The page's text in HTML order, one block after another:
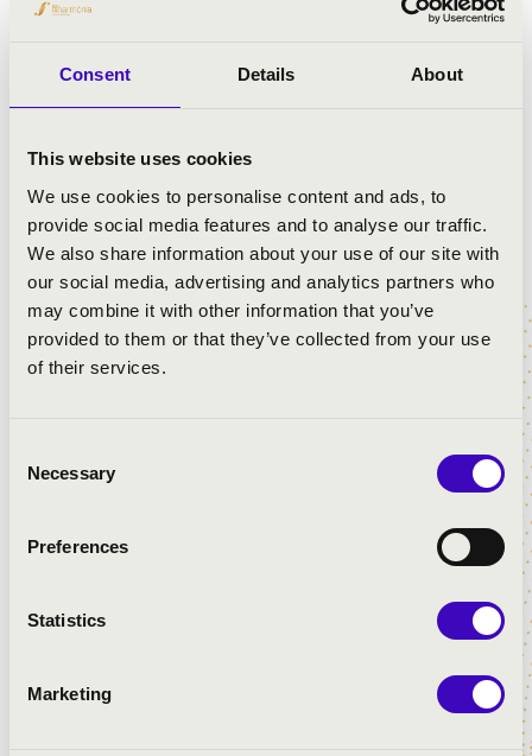
Consent Details About
This website uses cookies
We use cookies to personalise content and ads, to
provide social media features and to analyse our traffic.
We also share information about your use of our site with
our social media, advertising and analytics partners who
may combine it with other information that you’ve
provided to them or that they’ve collected from your use
of their services.
Selection
Necessary
Preferences
Statistics
Marketing
Családi program